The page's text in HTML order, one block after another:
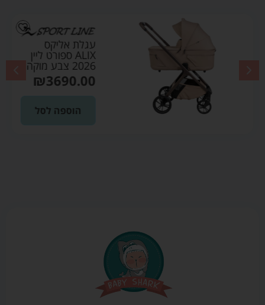
עגלת אליקס
ALIX ספורט ליין
2026 צבע מוקה
₪3690.00
הוספה לסל